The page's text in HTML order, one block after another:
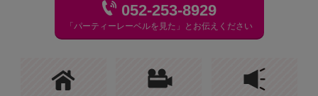
052-253-8929
「パーティーレーベルを見た」とお伝えください